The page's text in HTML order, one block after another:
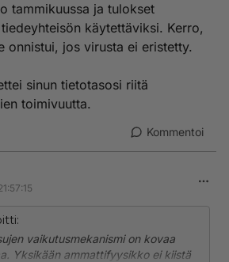
tammikuussa ja tulokset
käytettäviksi. Kerro,
onnistui, jos virusta ei eristetty.
sinun tietotasosi riitä
toimivuutta.
Kommentoi
vaikutusmekanismi on kovaa
Yksikään ammattifyysikko ei kiistä